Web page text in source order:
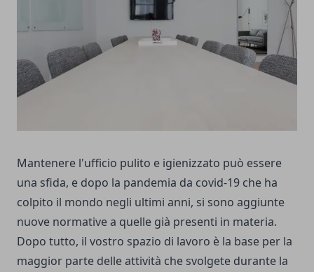
Mantenere l'ufficio pulito e igienizzato può essere
una sfida, e dopo la pandemia da covid-19 che ha
colpito il mondo negli ultimi anni, si sono aggiunte
nuove normative a quelle già presenti in materia.
Dopo tutto, il vostro spazio di lavoro è la base per la
maggior parte delle attività che svolgete durante la